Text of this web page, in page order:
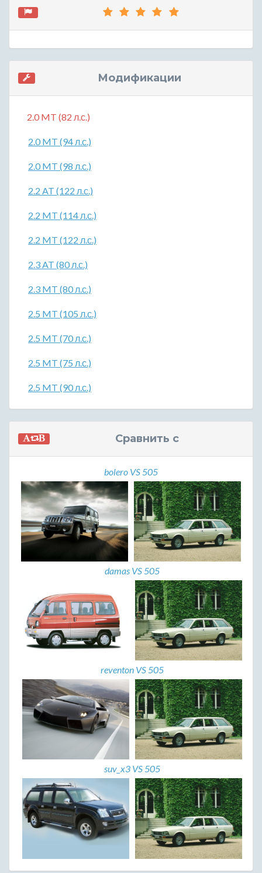
Модификации
2.0 MT (82 л.с.)
2.0 MT (94 л.с.)
2.0 MT (98 л.с.)
2.2 AT (122 л.с.)
2.2 MT (114 л.с.)
2.2 MT (122 л.с.)
2.3 AT (80 л.с.)
2.3 MT (80 л.с.)
2.5 MT (105 л.с.)
2.5 MT (70 л.с.)
2.5 MT (75 л.с.)
2.5 MT (90 л.с.)
Сравнить с
bolero VS 505
damas VS 505
reventon VS 505
suv_x3 VS 505